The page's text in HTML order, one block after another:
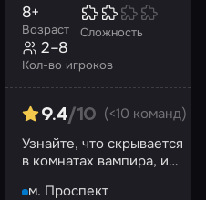
Возраст
8+
Сложность
Кол-во игроков
2–8
9.4/10 (<10 команд)
Узнайте, что скрывается
в комнатах вампира, и
м. Проспект